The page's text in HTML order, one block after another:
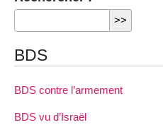
BDS
BDS contre l’armement
BDS vu d’Israël